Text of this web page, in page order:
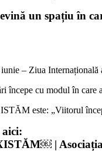
un spațiu în
– Ziua
începe cu modul în
este: „Viitorul
aici:
|